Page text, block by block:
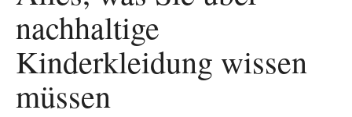
nachhaltige
Kinderkleidung wissen
müssen